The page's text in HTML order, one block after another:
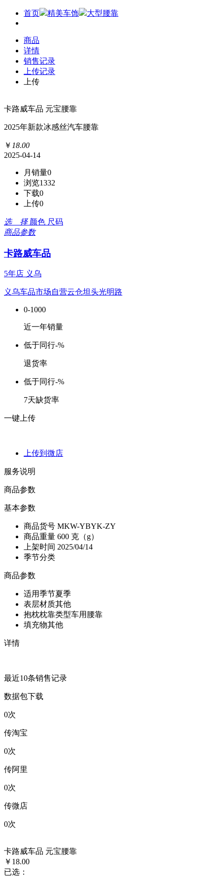
首页 精美车饰 大型腰靠
商品
详情
销售记录
上传记录
上传
卡路威车品 元宝腰靠
2025年新款冰感丝汽车腰靠
￥ 18.00
2025-04-14
月销量0
浏览1332
下载0
上传0
选 择 颜色 尺码
商品参数
卡路威车品
5年店 义乌
义乌车品市场自营云仓坦头光明路
0-1000
近一年销量
低于同行-%
退货率
低于同行-%
7天缺货率
一键上传
上传到微店
服务说明
商品参数
基本参数
商品货号 MKW-YBYK-ZY
商品重量 600 克（g）
上架时间 2025/04/14
季节分类
商品参数
适用季节夏季
表层材质其他
抱枕枕靠类型车用腰靠
填充物其他
详情
最近10条销售记录
数据包下载
0次
传淘宝
0次
传阿里
0次
传微店
0次
卡路威车品 元宝腰靠
￥18.00
已选：